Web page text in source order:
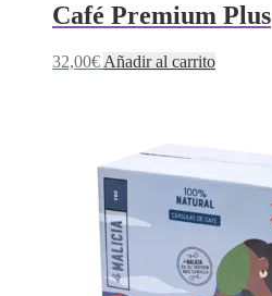
Café Premium Plus
32,00€ Añadir al carrito